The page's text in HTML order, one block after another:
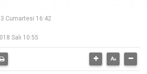
Cumartesi 16:42
Salı 10:55